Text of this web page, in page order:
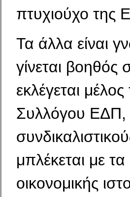
πτυχιούχο της
Τα άλλα είναι
γίνεται βοηθός
εκλέγεται
Συλ­λόγου ΕΔΠ,
μπλέκεται με
οικονομικής